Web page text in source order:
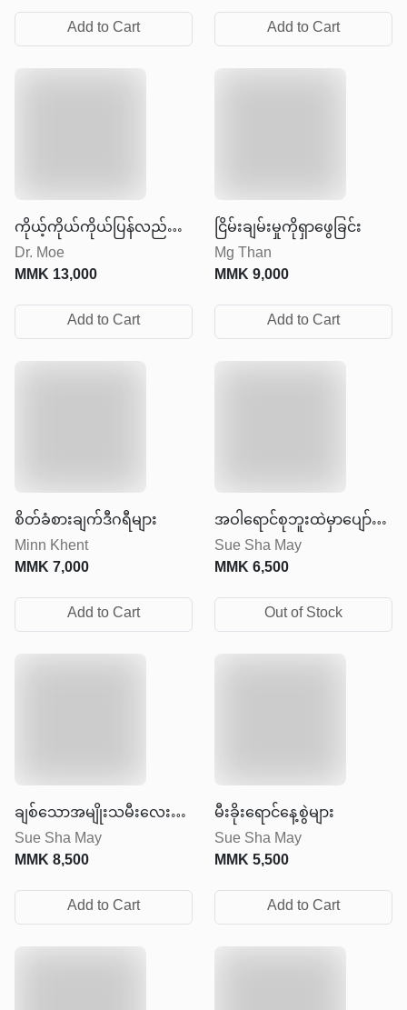
Add to Cart
Add to Cart
ကိုယ့်ကိုယ်ကိုယ်ပြန်လည်
တည်ဆောက်ခြင်း
Dr. Moe
MMK13,000
Add to Cart
ငြိမ်းချမ်းမှုကိုရှာဖွေခြင်း
Mg Than
MMK9,000
Add to Cart
စိတ်ခံစားချက်ဒီဂရီများ
Minn Khent
MMK7,000
Add to Cart
အဝါရောင်စုဘူးထဲမှာပျော်ရွှင်
ခြင်းတွေရှိတယ်
Sue Sha May
MMK6,500
Out of Stock
ချစ်သောအမျိုးသမီးလေး
ထံသို့
Sue Sha May
MMK8,500
Add to Cart
မီးခိုးရောင်နေ့စွဲများ
Sue Sha May
MMK5,500
Add to Cart